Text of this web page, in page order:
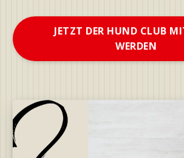
JETZT DER HUND CLUB
WERDEN